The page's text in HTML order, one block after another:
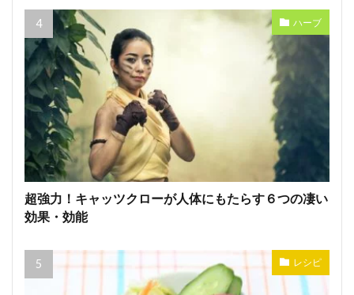
ハーブ
超強力！キャッツクローが人体にもたらす６つの凄い
効果・効能
レシピ